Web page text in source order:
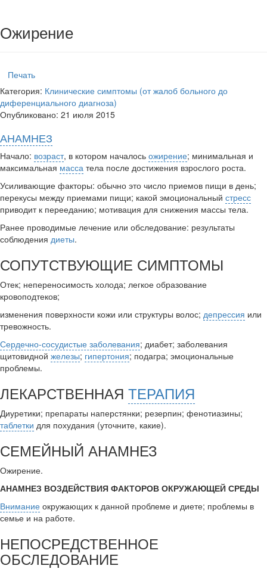
Ожирение
Печать
Категория: Клинические симптомы (от жалоб больного до
диференциального диагноза)
Опубликовано: 21 июля 2015
АНАМНЕЗ
Начало: возраст, в котором началось ожирение; минимальная и
макси­мальная масса тела после достижения взрослого роста.
Усиливающие факторы: обычно это число приемов пищи в день;
переку­сы между приемами пищи; какой эмоциональный стресс
приводит к перееданию; мотивация для снижения массы тела.
Ранее проводимые лечение или обследование: результаты
соблюдения диеты.
СОПУТСТВУЮЩИЕ СИМПТОМЫ
Отек; непереносимость холода; легкое образование
кровоподтеков;
изменения поверхности кожи или структуры волос; депрессия или
тревожность.
Сердечно-сосудистые заболевания; диабет; заболевания
щитовидной железы; гипертония; подагра; эмоциональные
проблемы.
ЛЕКАРСТВЕННАЯ ТЕРАПИЯ
Диуретики; препараты наперстянки; резерпин; фенотиазины;
таблетки для похудания (уточните, какие).
СЕМЕЙНЫЙ АНАМНЕЗ
Ожирение.
АНАМНЕЗ ВОЗДЕЙСТВИЯ ФАКТОРОВ ОКРУЖАЮЩЕЙ СРЕДЫ
Внимание окружающих к данной проблеме и диете; проблемы в
семье и на работе.
НЕПОСРЕДСТВЕННОЕ
ОБСЛЕДОВАНИЕ